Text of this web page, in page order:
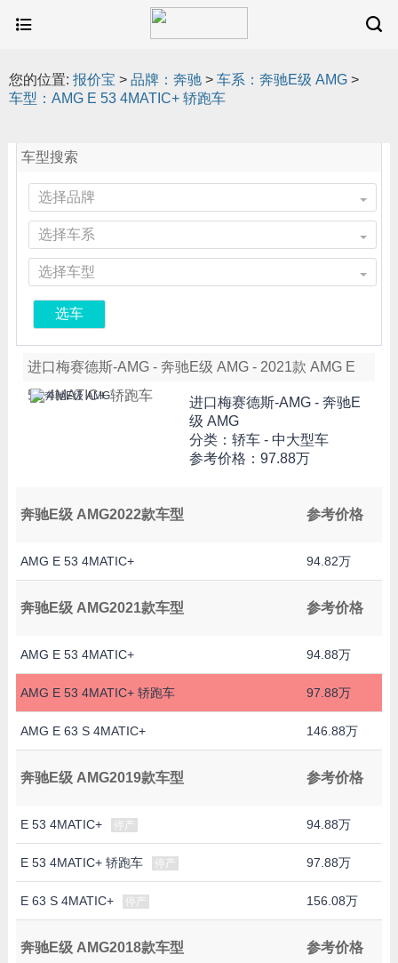
您的位置: 报价宝 > 品牌：奔驰 > 车系：奔驰E级 AMG >
车型：AMG E 53 4MATIC+ 轿跑车
车型搜索
选择品牌
选择车系
选择车型
选车
进口梅赛德斯-AMG - 奔驰E级 AMG - 2021款 AMG E
53 4MATIC+ 轿跑车
进口梅赛德斯-AMG - 奔驰E
级 AMG
分类：轿车 - 中大型车
参考价格： 97.88万
奔驰E级 AMG2022款车型 参考价格
AMG E 53 4MATIC+ 94.82万
奔驰E级 AMG2021款车型 参考价格
AMG E 53 4MATIC+ 94.88万
AMG E 53 4MATIC+ 轿跑车 97.88万
AMG E 63 S 4MATIC+ 146.88万
奔驰E级 AMG2019款车型 参考价格
E 53 4MATIC+ 停产 94.88万
E 53 4MATIC+ 轿跑车 停产 97.88万
E 63 S 4MATIC+ 停产 156.08万
奔驰E级 AMG2018款车型 参考价格